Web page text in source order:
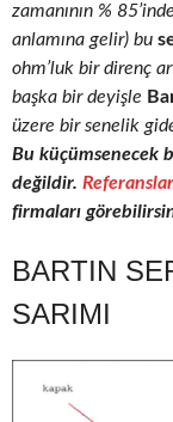
zamanının %
anlamına gelir) bu
ohm’luk bir direnç
başka bir deyişle
üzere bir senelik
Bu küçümsenecek
değildir.
firmaları
BARTIN
SARIMI